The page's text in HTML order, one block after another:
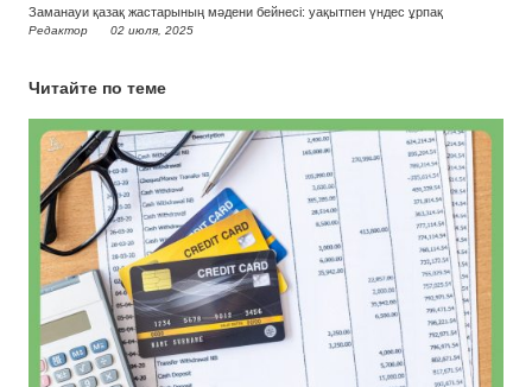
Заманауи қазақ жастарының мәдени бейнесі: уақытпен үндес ұрпақ
Редактор 02 июля, 2025
Читайте по теме